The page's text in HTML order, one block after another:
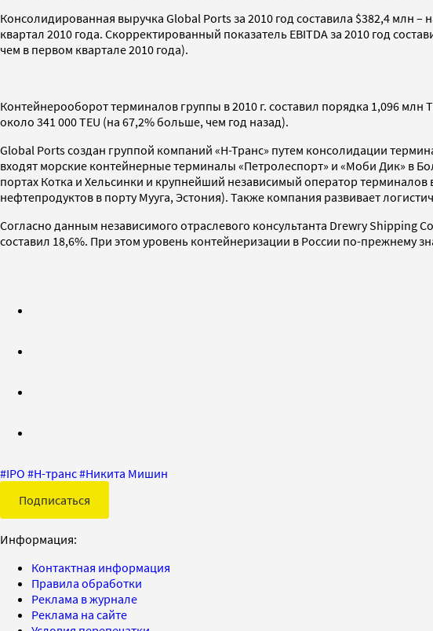
Консолидированная выручка Global Ports за 2010 год составила $382,4 млн
квартал 2010 года. Скорректированный показатель EBITDA за 2010 год
чем в первом квартале 2010 года).
Контейнерооборот терминалов группы в 2010 г. составил порядка 1,096 млн
около 341 000 TEU (на 67,2% больше, чем год назад).
Global Ports создан группой компаний «Н-Транс» путем консолидации
входят морские контейнерные терминалы «Петролеспорт» и «Моби Дик» в
портах Котка и Хельсинки и крупнейший независимый оператор
нефтепродуктов в порту Мууга, Эстония). Также компания развивает
Согласно данным независимого отраслевого консультанта Drewry Shipping
составил 18,6%. При этом уровень контейнеризации в России по-прежнему
#IPO #Н-транс#Никита Мишин
Подписаться
Информация:
Контактная информация
Правила обработки
Реклама в журнале
Реклама на сайте